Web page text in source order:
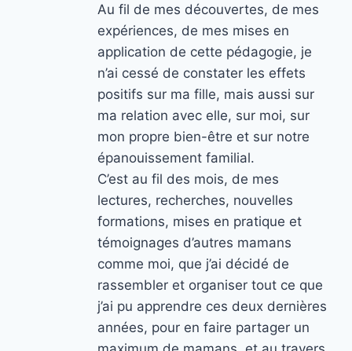
Au fil de mes découvertes, de mes
expériences, de mes mises en
application de cette pédagogie, je
n’ai cessé de constater les effets
positifs sur ma fille, mais aussi sur
ma relation avec elle, sur moi, sur
mon propre bien-être et sur notre
épanouissement familial.
C’est au fil des mois, de mes
lectures, recherches, nouvelles
formations, mises en pratique et
témoignages d’autres mamans
comme moi, que j’ai décidé de
rassembler et organiser tout ce que
j’ai pu apprendre ces deux dernières
années, pour en faire partager un